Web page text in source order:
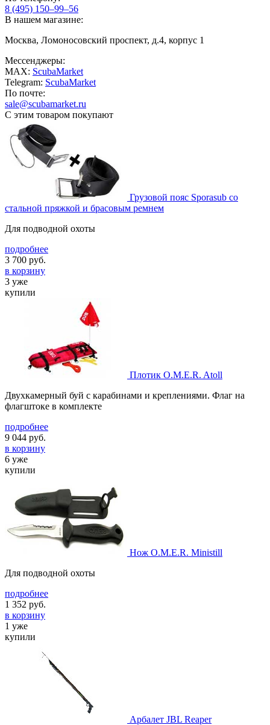
8 (495) 150–99–56
В нашем магазине:
Москва, Ломоносовский проспект, д.4, корпус 1
Мессенджеры:
MAX: ScubaMarket
Telegram: ScubaMarket
По почте:
sale@scubamarket.ru
С этим товаром покупают
Грузовой пояс Sporasub со
стальной пряжкой и брасовым ремнем
Для подводной охоты
подробнее
3 700 руб.
в корзину
3 уже
купили
Плотик O.M.E.R. Atoll
Двухкамерный буй с карабинами и креплениями. Флаг на
флагштоке в комплекте
подробнее
9 044 руб.
в корзину
6 уже
купили
Нож O.M.E.R. Ministill
Для подводной охоты
подробнее
1 352 руб.
в корзину
1 уже
купили
Арбалет JBL Reaper